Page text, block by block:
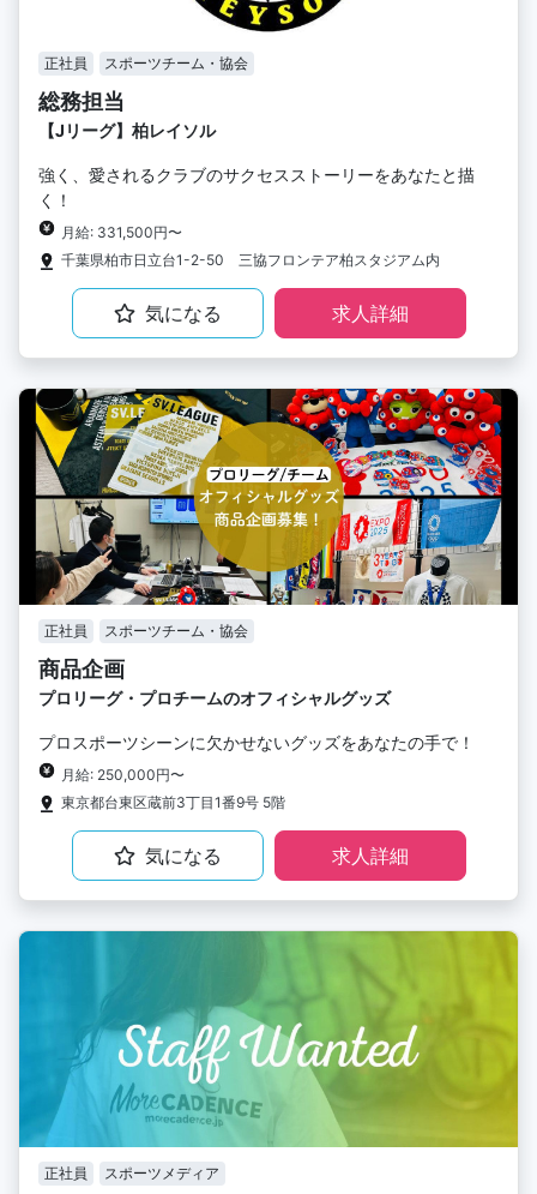
正社員 スポーツチーム・協会
総務担当
【Jリーグ】柏レイソル
強く、愛されるクラブのサクセスストーリーをあなたと描
く！
月給: 331,500円〜
千葉県柏市日立台1-2-50 三協フロンテア柏スタジアム内
気になる 求人詳細
正社員 スポーツチーム・協会
商品企画
プロリーグ・プロチームのオフィシャルグッズ
プロスポーツシーンに欠かせないグッズをあなたの手で！
月給: 250,000円〜
東京都台東区蔵前3丁目1番9号 5階
気になる 求人詳細
正社員 スポーツメディア